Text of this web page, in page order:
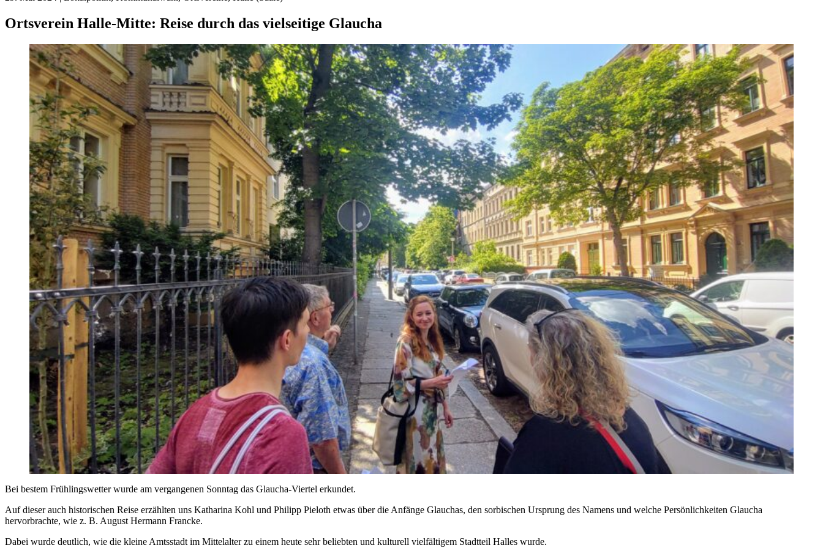
Ortsverein Halle-Mitte: Reise durch das vielseitige Glaucha
Bei bestem Frühlingswetter wurde am vergangenen Sonntag das Glaucha-Viertel erkundet.
Auf dieser auch historischen Reise erzählten uns Katharina Kohl und Philipp Pieloth etwas über die Anfänge Glauchas, den sorbischen Ursprung des Namens und welche Persönlichkeiten Glaucha
hervorbrachte, wie z. B. August Hermann Francke.
Dabei wurde deutlich, wie die kleine Amtsstadt im Mittelalter zu einem heute sehr beliebten und kulturell vielfältigem Stadtteil Halles wurde.